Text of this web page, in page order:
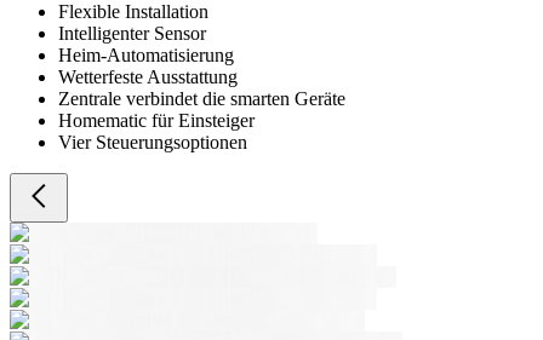
Flexible Installation
Intelligenter Sensor
Heim-Automatisierung
Wetterfeste Ausstattung
Zentrale verbindet die smarten Geräte
Homematic für Einsteiger
Vier Steuerungsoptionen